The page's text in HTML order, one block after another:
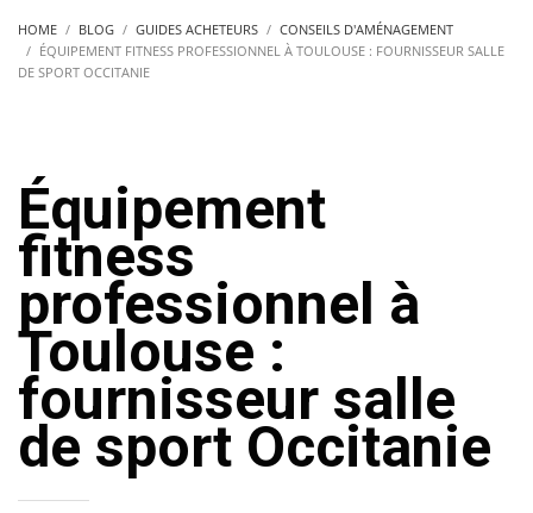
HOME BLOG GUIDES ACHETEURS
CONSEILS D'AMÉNAGEMENT
ÉQUIPEMENT FITNESS PROFESSIONNEL À TOULOUSE : FOURNISSEUR SALLE
DE SPORT OCCITANIE
Équipement
fitness
professionnel à
Toulouse :
fournisseur salle
de sport Occitanie